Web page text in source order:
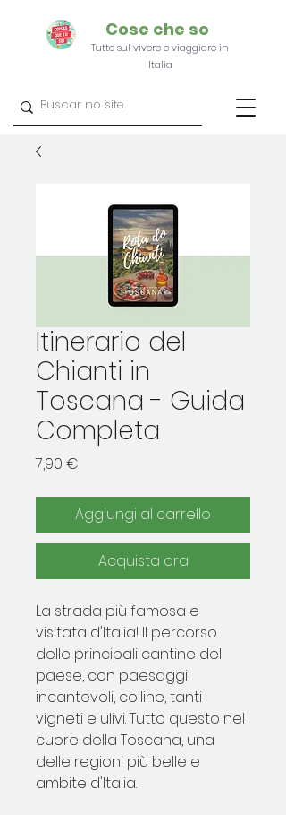
Cose che so
Tutto sul vivere e viaggiare in
Italia
Itinerario del
Chianti in
Toscana - Guida
Completa
7,90 €
Aggiungi al carrello
Acquista ora
La strada più famosa e
visitata d'Italia! Il percorso
delle principali cantine del
paese, con paesaggi
incantevoli, colline, tanti
vigneti e ulivi. Tutto questo nel
cuore della Toscana, una
delle regioni più belle e
ambite d'Italia.